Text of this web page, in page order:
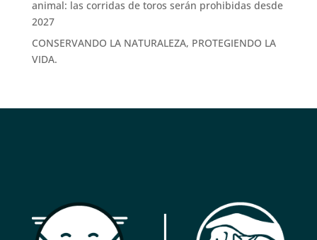
animal: las corridas de toros serán prohibidas desde
2027
CONSERVANDO LA NATURALEZA, PROTEGIENDO LA
VIDA.